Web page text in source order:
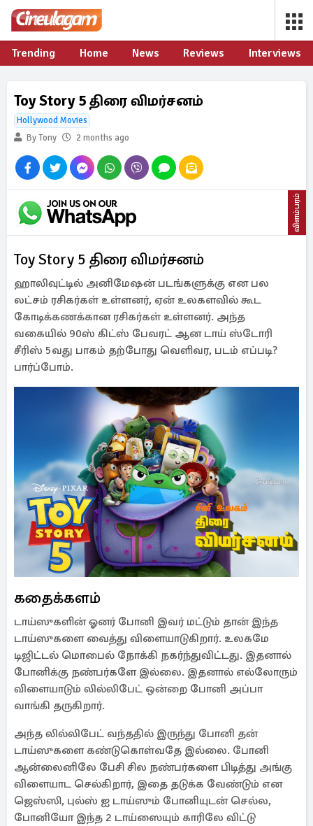
Trending Home News Reviews Interviews
Toy Story 5 திரை விமர்சனம்
Hollywood Movies
By Tony
2 months ago
விளம்பரம்
Toy Story 5 திரை விமர்சனம்
ஹாலிவுட்டில் அனிமேஷன் படங்களுக்கு என பல
லட்சம் ரசிகர்கள் உள்ளனர், ஏன் உலகளவில் கூட
கோடிக்கணக்கான ரசிகர்கள் உள்ளனர். அந்த
வகையில் 90ஸ் கிட்ஸ் பேவரட் ஆன டாய் ஸ்டோரி
சீரிஸ் 5வது பாகம் தற்போது வெளிவர, படம் எப்படி?
பார்ப்போம்.
கதைக்களம்
டாய்ஸுகளின் ஓனர் போனி இவர் மட்டும் தான் இந்த
டாய்ஸுகளை வைத்து விளையாடுகிறார். உலகமே
டிஜிட்டல் மொபைல் நோக்கி நகர்ந்துவிட்டது. இதனால்
போனிக்கு நண்பர்களே இல்லை. இதனால் எல்லோரும்
விளையாடும் லில்லிபேட் ஒன்றை போனி அப்பா
வாங்கி தருகிறார்.
அந்த லில்லிபேட் வந்ததில் இருந்து போனி தன்
டாய்ஸுகளை கண்டுகொள்வதே இல்லை. போனி
ஆன்லைனிலே பேசி சில நண்பர்களை பிடித்து அங்கு
விளையாட செல்கிறார், இதை தடுக்க வேண்டும் என
ஜெஸ்ஸி, புல்ஸ் ஐ டாய்ஸும் போனியுடன் செல்ல,
போனியோ இந்த 2 டாய்ஸையும் காரிலே விட்டு